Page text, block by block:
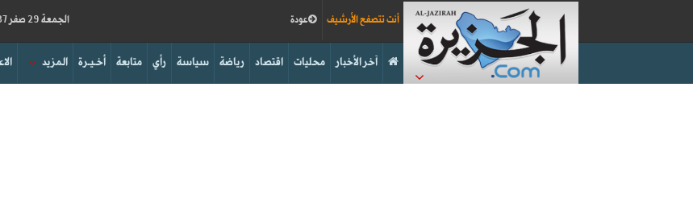
الجمعة 29 صفر 1437 العدد 15779 عودة أنت تتصفح الأرشيف
المزيد أخـيـرة متابعة رأي سياسة رياضة اقتصاد محليات آخر الأخبار